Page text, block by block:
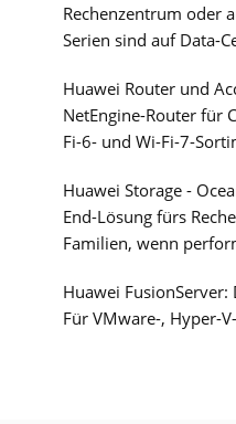
Rechenzentrum oder
Serien sind auf Data-
Huawei Router und
NetEngine-Router für
Fi-6- und Wi-Fi-7-
Huawei Storage -
End-Lösung fürs
Familien, wenn
Huawei
Für VMware-, Hyper-